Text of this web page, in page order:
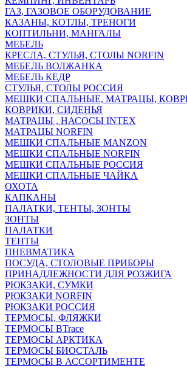
ГАЗ, ГАЗОВОЕ ОБОРУДОВАНИЕ
КАЗАНЫ, КОТЛЫ, ТРЕНОГИ
КОПТИЛЬНИ, МАНГАЛЫ
МЕБЕЛЬ
КРЕСЛА, СТУЛЬЯ, СТОЛЫ NORFIN
МЕБЕЛЬ ВОЛЖАНКА
МЕБЕЛЬ КЕДР
СТУЛЬЯ, СТОЛЫ РОССИЯ
МЕШКИ СПАЛЬНЫЕ, МАТРАЦЫ,
КОВРИКИ, СИДЕНЬЯ
МАТРАЦЫ , НАСОСЫ INTEX
МАТРАЦЫ NORFIN
МЕШКИ СПАЛЬНЫЕ MANZON
МЕШКИ СПАЛЬНЫЕ NORFIN
МЕШКИ СПАЛЬНЫЕ РОССИЯ
МЕШКИ СПАЛЬНЫЕ ЧАЙКА
ОХОТА
КАПКАНЫ
ПАЛАТКИ, ТЕНТЫ, ЗОНТЫ
ЗОНТЫ
ПАЛАТКИ
ТЕНТЫ
ПНЕВМАТИКА
ПОСУДА, СТОЛОВЫЕ ПРИБОРЫ
ПРИНАДЛЕЖНОСТИ ДЛЯ РОЗЖИГА
РЮКЗАКИ, СУМКИ
РЮКЗАКИ NORFIN
РЮКЗАКИ РОССИЯ
ТЕРМОСЫ, ФЛЯЖКИ
ТЕРМОСЫ BTrace
ТЕРМОСЫ АРКТИКА
ТЕРМОСЫ БИОСТАЛЬ
ТЕРМОСЫ В АССОРТИМЕНТЕ